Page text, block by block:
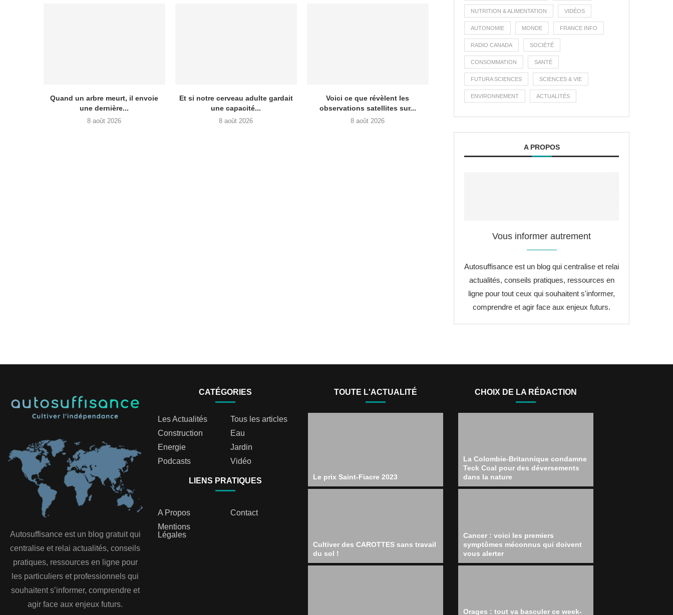
Quand un arbre meurt, il envoie
une dernière...
8 août 2026
Et si notre cerveau adulte gardait
une capacité...
8 août 2026
Voici ce que révèlent les
observations satellites sur...
8 août 2026
NUTRITION & ALIMENTATION VIDÉOS
AUTONOMIE MONDE FRANCE INFO
RADIO CANADA SOCIÉTÉ
CONSOMMATION SANTÉ
FUTURA SCIENCES SCIENCES & VIE
ENVIRONNEMENT ACTUALITÉS
A PROPOS
Vous informer autrement
Autosuffisance est un blog qui centralise et relai
actualités, conseils pratiques, ressources en
ligne pour tout ceux qui souhaitent s'informer,
comprendre et agir face aux enjeux futurs.
Autosuffisance est un blog gratuit qui
centralise et relai actualités, conseils
pratiques, ressources en ligne pour
les particuliers et professionnels qui
souhaitent s’informer, comprendre et
agir face aux enjeux futurs.
CATÉGORIES
Les Actualités
Tous les articles
Construction
Eau
Energie
Jardin
Podcasts
Vidéo
LIENS PRATIQUES
A Propos
Contact
Mentions
Légales
TOUTE L'ACTUALITÉ
Le prix Saint-Fiacre 2023
Cultiver des CAROTTES sans travail
du sol !
CHOIX DE LA RÉDACTION
La Colombie-Britannique condamne
Teck Coal pour des déversements
dans la nature
Cancer : voici les premiers
symptômes méconnus qui doivent
vous alerter
Orages : tout va basculer ce week-